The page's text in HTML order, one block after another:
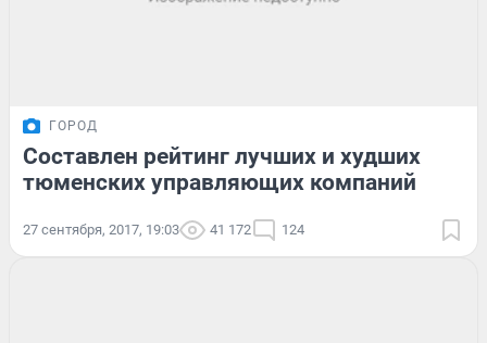
ГОРОД
Составлен рейтинг лучших и худших
тюменских управляющих компаний
27 сентября, 2017, 19:03 41 172 124